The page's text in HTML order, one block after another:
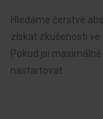
Hledáme čerstvé
získat zkušenosti ve
Pokud jsi
nastartovat…